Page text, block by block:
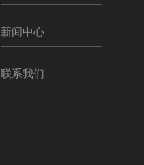
新闻中心
联系我们